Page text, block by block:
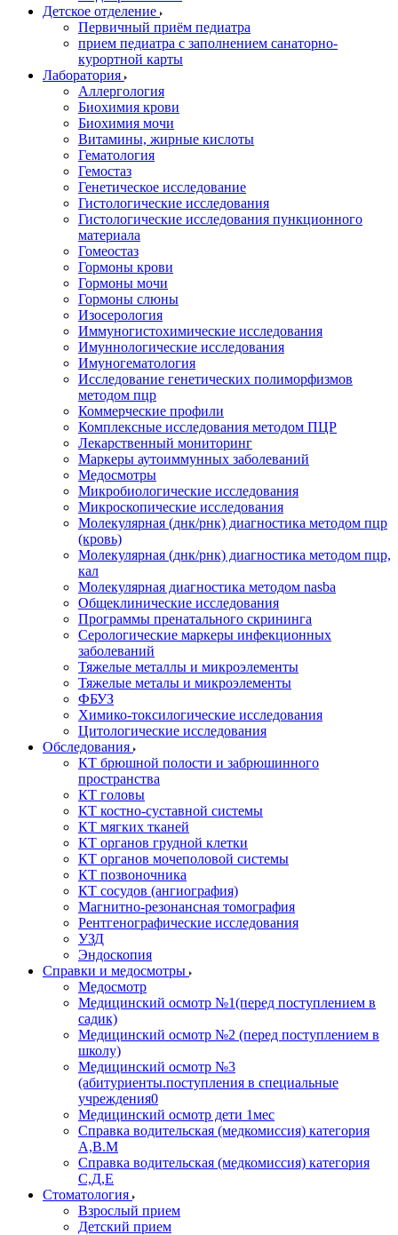
Детское отделение
Первичный приём педиатра
прием педиатра с заполнением санаторно-
курортной карты
Лаборатория
Аллергология
Биохимия крови
Биохимия мочи
Витамины, жирные кислоты
Гематология
Гемостаз
Генетическое исследование
Гистологические исследования
Гистологические исследования пункционного
материала
Гомеостаз
Гормоны крови
Гормоны мочи
Гормоны слюны
Изосерология
Иммуногистохимические исследования
Имуннологические исследования
Имуногематология
Исследование генетических полиморфизмов
методом пцр
Коммерческие профили
Комплексные исследования методом ПЦР
Лекарственный мониторинг
Маркеры аутоиммунных заболеваний
Медосмотры
Микробиологические исследования
Микроскопические исследования
Молекулярная (днк/рнк) диагностика методом пцр
(кровь)
Молекулярная (днк/рнк) диагностика методом пцр,
кал
Молекулярная диагностика методом nasba
Общеклинические исследования
Программы пренатального скрининга
Серологические маркеры инфекционных
заболеваний
Тяжелые металлы и микроэлементы
Тяжелые металы и микроэлементы
ФБУЗ
Химико-токсилогические исследования
Цитологические исследования
Обследования
КТ брюшной полости и забрюшинного
пространства
КТ головы
КТ костно-суставной системы
КТ мягких тканей
КТ органов грудной клетки
КТ органов мочеполовой системы
КТ позвоночника
КТ сосудов (ангиография)
Магнитно-резонансная томография
Рентгенографические исследования
УЗД
Эндоскопия
Справки и медосмотры
Медосмотр
Медицинский осмотр №1(перед поступлением в
садик)
Медицинский осмотр №2 (перед поступлением в
школу)
Медицинский осмотр №3
(абитуриенты.поступления в специальные
учреждения0
Медицинский осмотр дети 1мес
Справка водительская (медкомиссия) категория
А,В.М
Справка водительская (медкомиссия) категория
С,Д,Е
Стоматология
Взрослый прием
Детский прием